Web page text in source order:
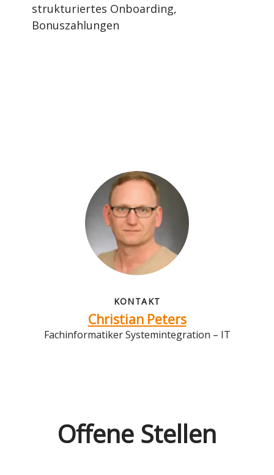
strukturiertes Onboarding,
Bonuszahlungen
KONTAKT
Christian Peters
Fachinformatiker Systemintegration – IT
Offene Stellen